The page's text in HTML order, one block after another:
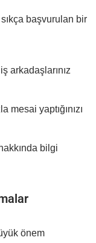
başvurulan bir
arkadaşlarınız
mesai yaptığınızı
bilgi
önem